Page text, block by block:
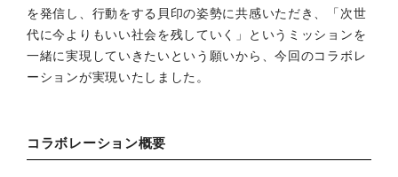
を発信し、行動をする貝印の姿勢に共感いただき、「次世
代に今よりもいい社会を残していく」というミッションを
一緒に実現していきたいという願いから、今回のコラボレ
ーションが実現いたしました。
コラボレーション概要